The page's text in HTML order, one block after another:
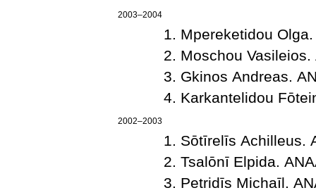
2003–2004
Mpereketidou
Moschou
Gkinos Andreas.
Karkantelidou
2002–2003
Sōtīrelīs
Tsalōnī Elpida.
Petridīs Michaīl.